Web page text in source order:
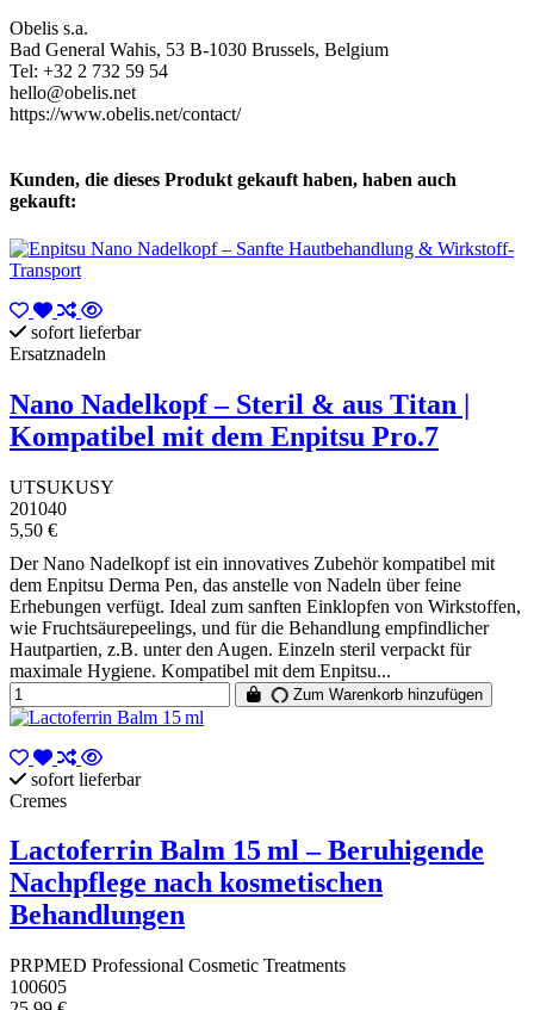
Obelis s.a.
Bad General Wahis, 53 B-1030 Brussels, Belgium
Tel: +32 2 732 59 54
hello@obelis.net
https://www.obelis.net/contact/
Kunden, die dieses Produkt gekauft haben, haben auch
gekauft:
sofort lieferbar
Ersatznadeln
Nano Nadelkopf – Steril & aus Titan |
Kompatibel mit dem Enpitsu Pro.7
UTSUKUSY
201040
5,50 €
Der Nano Nadelkopf ist ein innovatives Zubehör kompatibel mit
dem Enpitsu Derma Pen, das anstelle von Nadeln über feine
Erhebungen verfügt. Ideal zum sanften Einklopfen von Wirkstoffen,
wie Fruchtsäurepeelings, und für die Behandlung empfindlicher
Hautpartien, z.B. unter den Augen. Einzeln steril verpackt für
maximale Hygiene. Kompatibel mit dem Enpitsu...
Zum Warenkorb hinzufügen
sofort lieferbar
Cremes
Lactoferrin Balm 15 ml – Beruhigende
Nachpflege nach kosmetischen
Behandlungen
PRPMED Professional Cosmetic Treatments
100605